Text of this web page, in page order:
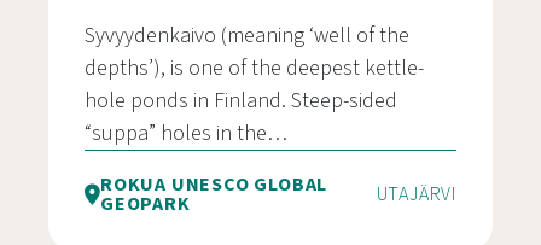
Syvyydenkaivo (meaning ‘well of the
depths’), is one of the deepest kettle-
hole ponds in Finland. Steep-sided
“suppa” holes in the…
ROKUA UNESCO GLOBAL
GEOPARK UTAJÄRVI